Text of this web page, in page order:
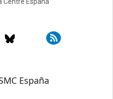
España